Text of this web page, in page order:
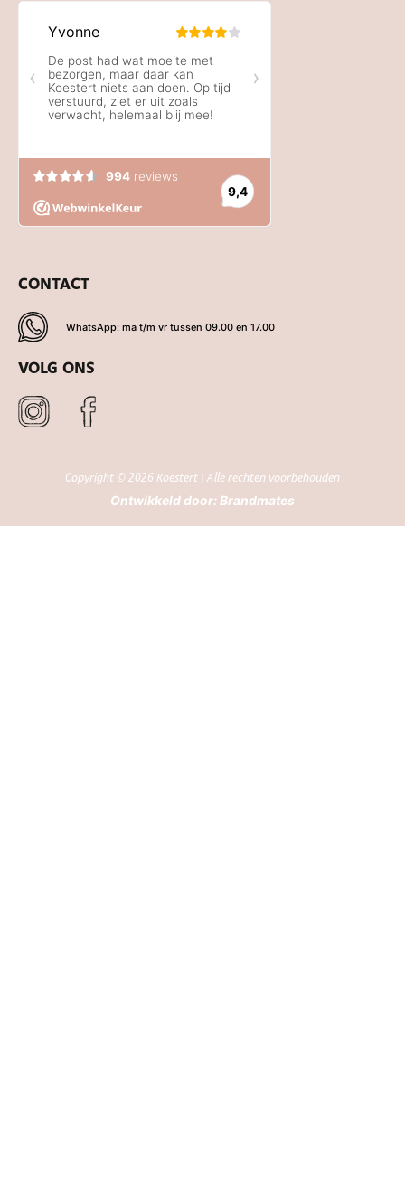
CONTACT
WhatsApp: ma t/m vr tussen 09.00 en 17.00
VOLG ONS
Copyright © 2026 Koestert | Alle rechten voorbehouden
Ontwikkeld door: Brandmates